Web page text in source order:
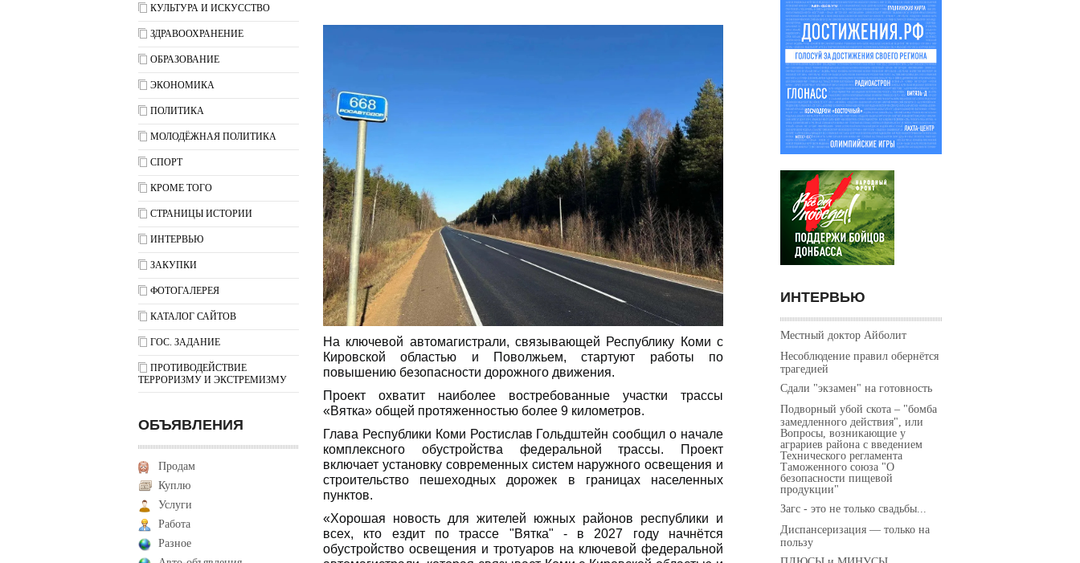
КУЛЬТУРА И ИСКУССТВО
ЗДРАВООХРАНЕНИЕ
ОБРАЗОВАНИЕ
ЭКОНОМИКА
ПОЛИТИКА
МОЛОДЁЖНАЯ ПОЛИТИКА
СПОРТ
КРОМЕ ТОГО
СТРАНИЦЫ ИСТОРИИ
ИНТЕРВЬЮ
ЗАКУПКИ
ФОТОГАЛЕРЕЯ
КАТАЛОГ САЙТОВ
ГОС. ЗАДАНИЕ
ПРОТИВОДЕЙСТВИЕ
ТЕРРОРИЗМУ И ЭКСТРЕМИЗМУ
ОБЪЯВЛЕНИЯ
Продам
Куплю
Услуги
Работа
Разное
На ключевой автомагистрали, связывающей Республику Коми с
Кировской областью и Поволжьем, стартуют работы по
повышению безопасности дорожного движения.
Проект охватит наиболее востребованные участки трассы
«Вятка» общей протяженностью более 9 километров.
Глава Республики Коми Ростислав Гольдштейн сообщил о начале
комплексного обустройства федеральной трассы. Проект
включает установку современных систем наружного освещения и
строительство пешеходных дорожек в границах населенных
пунктов.
«Хорошая новость для жителей южных районов республики и
всех, кто ездит по трассе "Вятка" - в 2027 году начнётся
обустройство освещения и тротуаров на ключевой федеральной
ИНТЕРВЬЮ
Местный доктор Айболит
Несоблюдение правил обернётся
трагедией
Сдали "экзамен" на готовность
Подворный убой скота – "бомба
замедленного действия", или
Вопросы, возникающие у
аграриев района с введением
Технического регламента
Таможенного союза "О
безопасности пищевой
продукции"
Загс - это не только свадьбы...
Диспансеризация — только на
пользу